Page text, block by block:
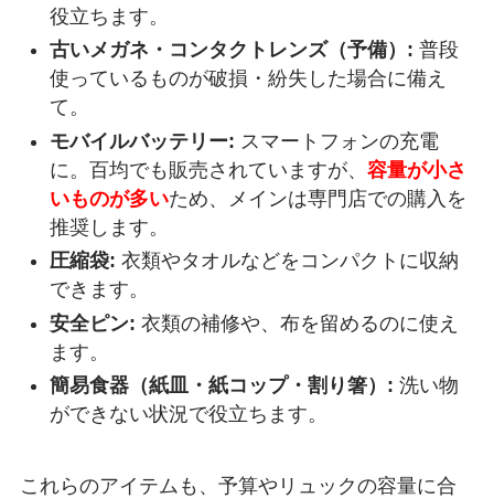
役立ちます。
古いメガネ・コンタクトレンズ（予備）: 普段
使っているものが破損・紛失した場合に備え
て。
モバイルバッテリー: スマートフォンの充電
に。百均でも販売されていますが、 容量が小さ
いものが多いため、メインは専門店での購入を
推奨します。
圧縮袋: 衣類やタオルなどをコンパクトに収納
できます。
安全ピン: 衣類の補修や、布を留めるのに使え
ます。
簡易食器（紙皿・紙コップ・割り箸）: 洗い物
ができない状況で役立ちます。
これらのアイテムも、予算やリュックの容量に合